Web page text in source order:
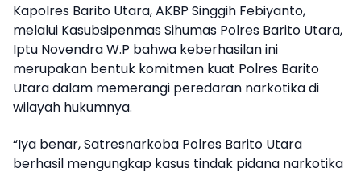
Kapolres Barito Utara, AKBP Singgih Febiyanto,
melalui Kasubsipenmas Sihumas Polres Barito Utara,
Iptu Novendra W.P bahwa keberhasilan ini
merupakan bentuk komitmen kuat Polres Barito
Utara dalam memerangi peredaran narkotika di
wilayah hukumnya.
“Iya benar, Satresnarkoba Polres Barito Utara
berhasil mengungkap kasus tindak pidana narkotika